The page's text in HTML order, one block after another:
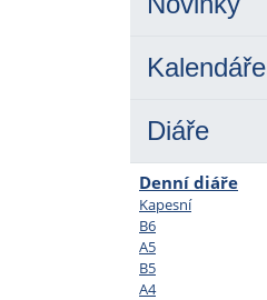
Kalendáře
Diáře
Denní diáře
Kapesní
B6
A5
B5
A4